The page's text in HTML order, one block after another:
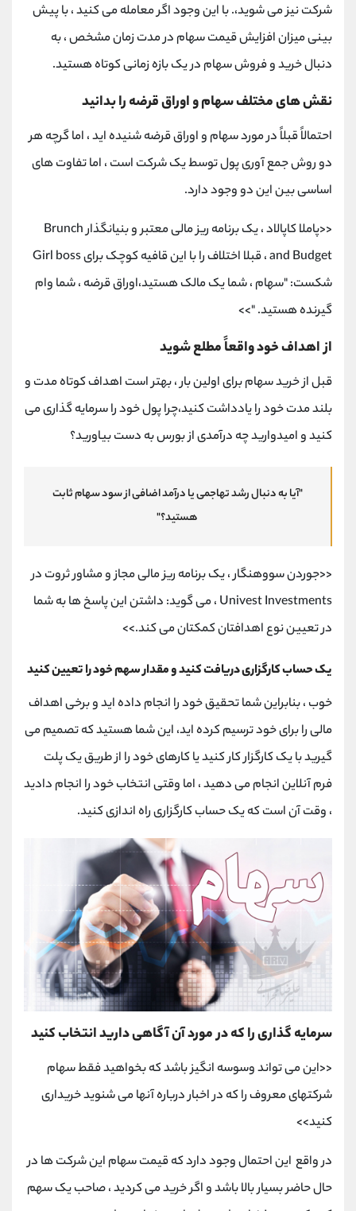
شرکت نیز می شوید،. با این وجود اگر معامله می کنید ، با پیش
بینی میزان افزایش قیمت سهام در مدت زمان مشخص ، به
دنبال خرید و فروش سهام در یک بازه زمانی کوتاه هستید.
نقش های مختلف سهام و اوراق قرضه را بدانید
احتمالاً قبلاً در مورد سهام و اوراق قرضه شنیده اید ، اما گرچه هر
دو روش جمع آوری پول توسط یک شرکت است ، اما تفاوت های
اساسی بین این دو وجود دارد.
<<پاملا کاپالاد ، یک برنامه ریز مالی معتبر و بنیانگذار Brunch
and Budget ، قبلا اختلاف را با این قافیه کوچک برای Girl boss
شکست: "سهام ، شما یک مالک هستید،اوراق قرضه ، شما وام
گیرنده هستید. ">>
از اهداف خود واقعاً مطلع شوید
قبل از خرید سهام برای اولین بار ، بهتر است اهداف کوتاه مدت و
بلند مدت خود را یادداشت کنید،چرا پول خود را سرمایه گذاری می
کنید و امیدوارید چه درآمدی از بورس به دست بیاورید؟
"آیا به دنبال رشد تهاجمی یا درآمد اضافی از سود سهام ثابت
هستید؟"
<<جوردن سووهنگار ، یک برنامه ریز مالی مجاز و مشاور ثروت در
Univest Investments ، می گوید: داشتن این پاسخ ها به شما
در تعیین نوع اهدافتان کمکتان می کند.>>
یک حساب کارگزاری دریافت کنید و مقدار سهم خود را تعیین کنید
خوب ، بنابراین شما تحقیق خود را انجام داده اید و برخی اهداف
مالی را برای خود ترسیم کرده اید، این شما هستید که تصمیم می
گیرید با یک کارگزار کار کنید یا کارهای خود را از طریق یک پلت
فرم آنلاین انجام می دهید ، اما وقتی انتخاب خود را انجام دادید
، وقت آن است که یک حساب کارگزاری راه اندازی کنید.
سرمایه گذاری را که در مورد آن آگاهی دارید انتخاب کنید
<<این می تواند وسوسه انگیز باشد که بخواهید فقط سهام
شرکتهای معروف را که در اخبار درباره آنها می شنوید خریداری
کنید>>
در واقع این احتمال وجود دارد که قیمت سهام این شرکت ها در
حال حاضر بسیار بالا باشد و اگر خرید می کردید ، صاحب یک سهم